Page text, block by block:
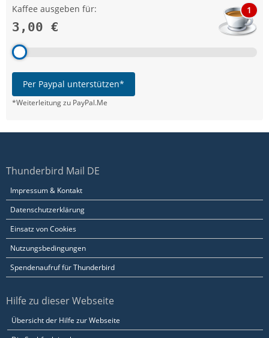
Kaffee ausgeben für:
3,00 €
1
Per Paypal unterstützen*
*Weiterleitung zu PayPal.Me
Thunderbird Mail DE
Impressum & Kontakt
Datenschutzerklärung
Einsatz von Cookies
Nutzungsbedingungen
Spendenaufruf für Thunderbird
Hilfe zu dieser Webseite
Übersicht der Hilfe zur Webseite